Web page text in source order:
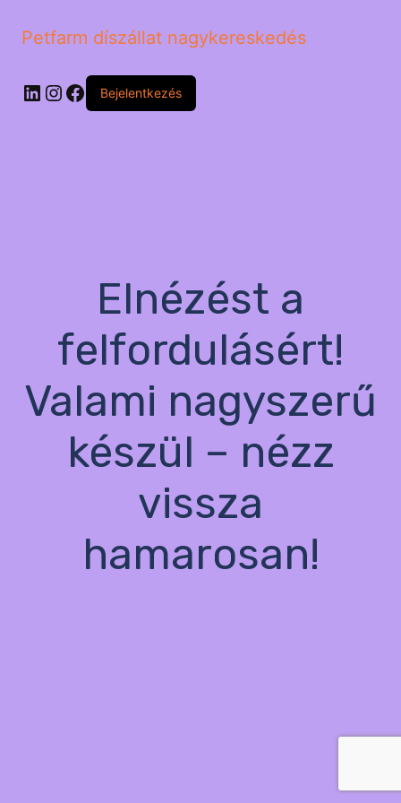
Petfarm díszállat nagykereskedés
LinkedIn
Instagram
Facebook
Bejelentkezés
Elnézést a
felfordulásért!
Valami nagyszerű
készül – nézz
vissza
hamarosan!